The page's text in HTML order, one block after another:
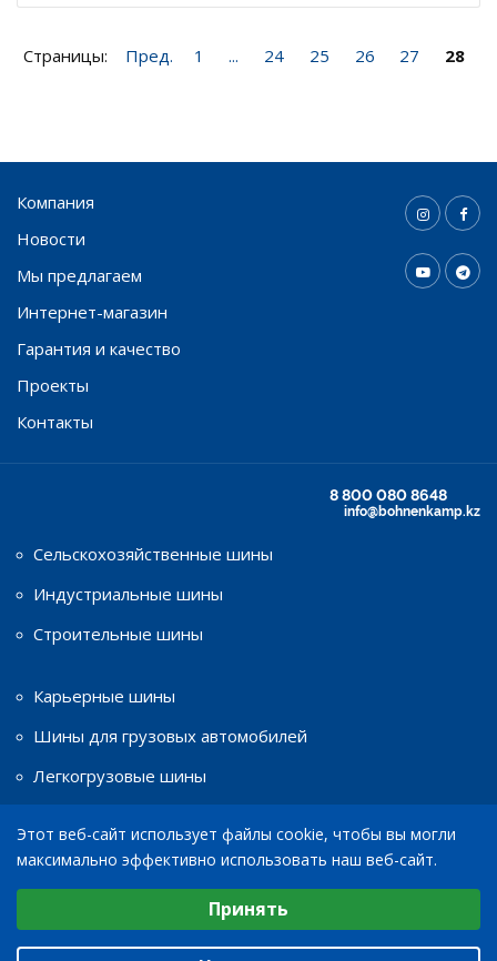
Страницы: Пред. 1 ... 24 25 26 27 28
Компания
Новости
Мы предлагаем
Интернет-магазин
Гарантия и качество
Проекты
Контакты
8 800 080 8648
info@bohnenkamp.kz
Сельскохозяйственные шины
Индустриальные шины
Строительные шины
Карьерные шины
Шины для грузовых автомобилей
Легкогрузовые шины
Шины для мототехники
© 2026ТОО «Bohnenkamp»
Этот веб-сайт использует файлы cookie, чтобы вы могли
максимально эффективно использовать наш веб-сайт.
Выберите настройки cookie
Аналитические/Функциональные
Принять